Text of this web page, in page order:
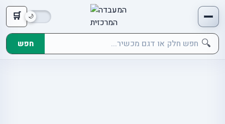
🛒
🔍 חפש